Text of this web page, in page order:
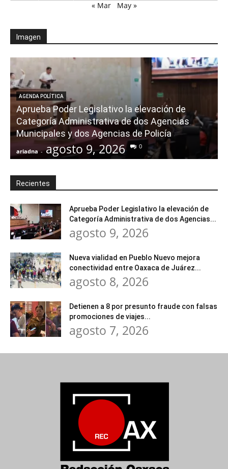
« Mar
May »
Imagen
AGENDA POLÍTICA
Aprueba Poder Legislativo la elevación de
Categoría Administrativa de dos Agencias
Municipales y dos Agencias de Policía
ariadna - agosto 9, 2026 0
Recientes
Aprueba Poder Legislativo la elevación de
Categoría Administrativa de dos Agencias...
agosto 9, 2026
Nueva vialidad en Pueblo Nuevo mejora
conectividad entre Oaxaca de Juárez...
agosto 8, 2026
Detienen a 8 por presunto fraude con falsas
promociones de viajes...
agosto 7, 2026